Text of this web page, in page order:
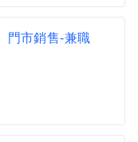
門市銷售-兼職